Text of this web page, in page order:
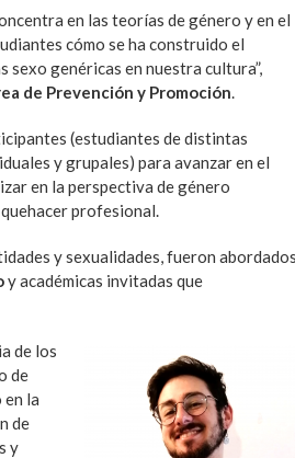
en las teorías de género y en el
cómo se ha construido el
genéricas en nuestra cultura”,
de Prevención y Promoción
(estudiantes de distintas
y grupales) para avanzar en el
en la perspectiva de género
profesional.
y sexualidades, fueron abordados
y académicas invitadas que
de los
de
la
de
y